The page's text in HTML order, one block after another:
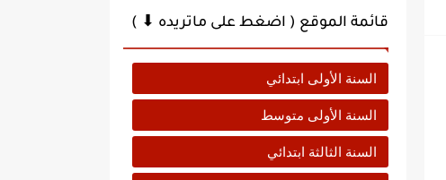
قائمة الموقع ( اضغط على ماتريده ⬇ )
السنة الأولى ابتدائي
السنة الأولى متوسط
السنة الثالثة ابتدائي